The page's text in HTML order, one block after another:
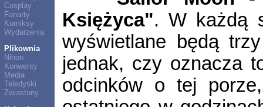
Cosplay
Fanarty
Komiksy
Wydarzenia
Plikownia
Nihon
Konwenty
Media
Teledyski
Zwiastuny
Księżyca". W każdą
wyświetlane będą
jednak, czy oznacza
odcinków o tej